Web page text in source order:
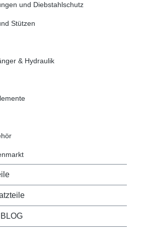
und Diebstahlschutz
Stützen
& Hydraulik